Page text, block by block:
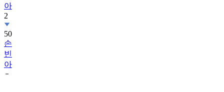
아
2
50
손
빈
아